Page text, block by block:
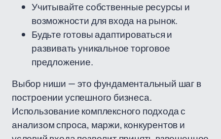
Учитывайте собственные ресурсы и
возможности для входа на рынок.
Будьте готовы адаптироваться и
развивать уникальное торговое
предложение.
Выбор ниши — это фундаментальный шаг в
построении успешного бизнеса.
Использование комплексного подхода с
анализом спроса, маржи, конкурентов и